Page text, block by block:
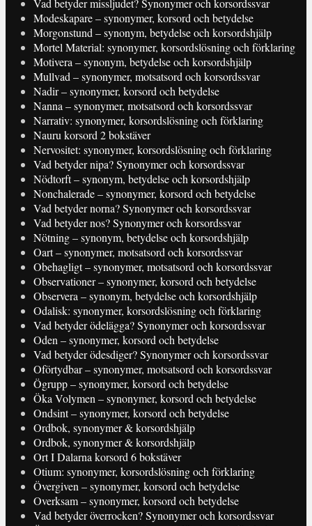
Vad betyder missljudet? Synonymer och korsordssvar
Modeskapare – synonymer, korsord och betydelse
Morgonstund – synonym, betydelse och korsordshjälp
Mortel Material: synonymer, korsordslösning och förklaring
Motivera – synonym, betydelse och korsordshjälp
Mullvad – synonymer, motsatsord och korsordssvar
Nadir – synonymer, korsord och betydelse
Nanna – synonymer, motsatsord och korsordssvar
Narrativ: synonymer, korsordslösning och förklaring
Nauru korsord 2 bokstäver
Nervositet: synonymer, korsordslösning och förklaring
Vad betyder nipa? Synonymer och korsordssvar
Nödtorft – synonym, betydelse och korsordshjälp
Nonchalerade – synonymer, korsord och betydelse
Vad betyder norna? Synonymer och korsordssvar
Vad betyder nos? Synonymer och korsordssvar
Nötning – synonym, betydelse och korsordshjälp
Oart – synonymer, motsatsord och korsordssvar
Obehagligt – synonymer, motsatsord och korsordssvar
Observationer – synonymer, korsord och betydelse
Observera – synonym, betydelse och korsordshjälp
Odalisk: synonymer, korsordslösning och förklaring
Vad betyder ödelägga? Synonymer och korsordssvar
Oden – synonymer, korsord och betydelse
Vad betyder ödesdiger? Synonymer och korsordssvar
Oförtydbar – synonymer, motsatsord och korsordssvar
Ögrupp – synonymer, korsord och betydelse
Öka Volymen – synonymer, korsord och betydelse
Ondsint – synonymer, korsord och betydelse
Ordbok, synonymer & korsordshjälp
Ordbok, synonymer & korsordshjälp
Ort I Dalarna korsord 6 bokstäver
Otium: synonymer, korsordslösning och förklaring
Övergiven – synonymer, korsord och betydelse
Overksam – synonymer, korsord och betydelse
Vad betyder överrocken? Synonymer och korsordssvar